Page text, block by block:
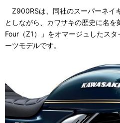
Z900RSは、同社のスーパーネイ
としながら、カワサキの歴史に名
Four（Z1）」をオマージュしたス
ーツモデルです。